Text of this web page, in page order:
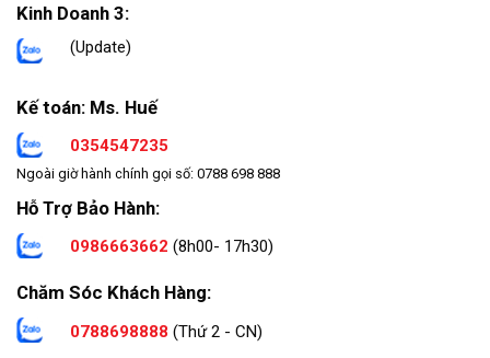
Kinh Doanh 3:
(Update)
Kế toán: Ms. Huế
0354547235
Ngoài giờ hành chính gọi số: 0788 698 888
Hỗ Trợ Bảo Hành:
0986663662 (8h00- 17h30)
Chăm Sóc Khách Hàng:
0788698888 (Thứ 2 - CN)